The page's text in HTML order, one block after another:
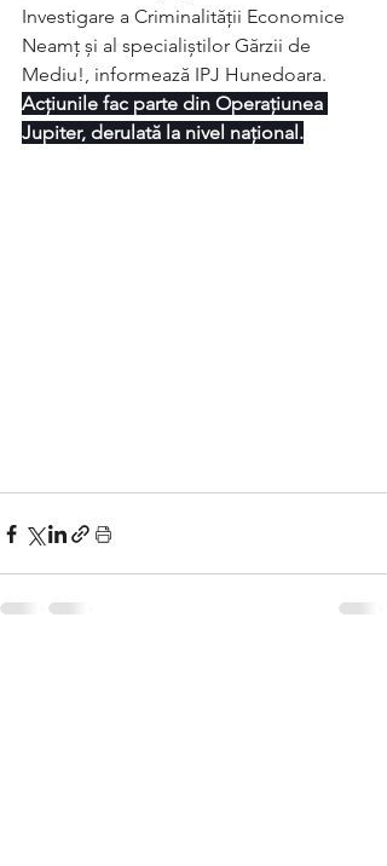
Investigare a Criminalității Economice
Neamț și al specialiștilor Gărzii de
Mediu!, informează IPJ Hunedoara.
Acțiunile fac parte din Operațiunea
Jupiter, derulată la nivel național.